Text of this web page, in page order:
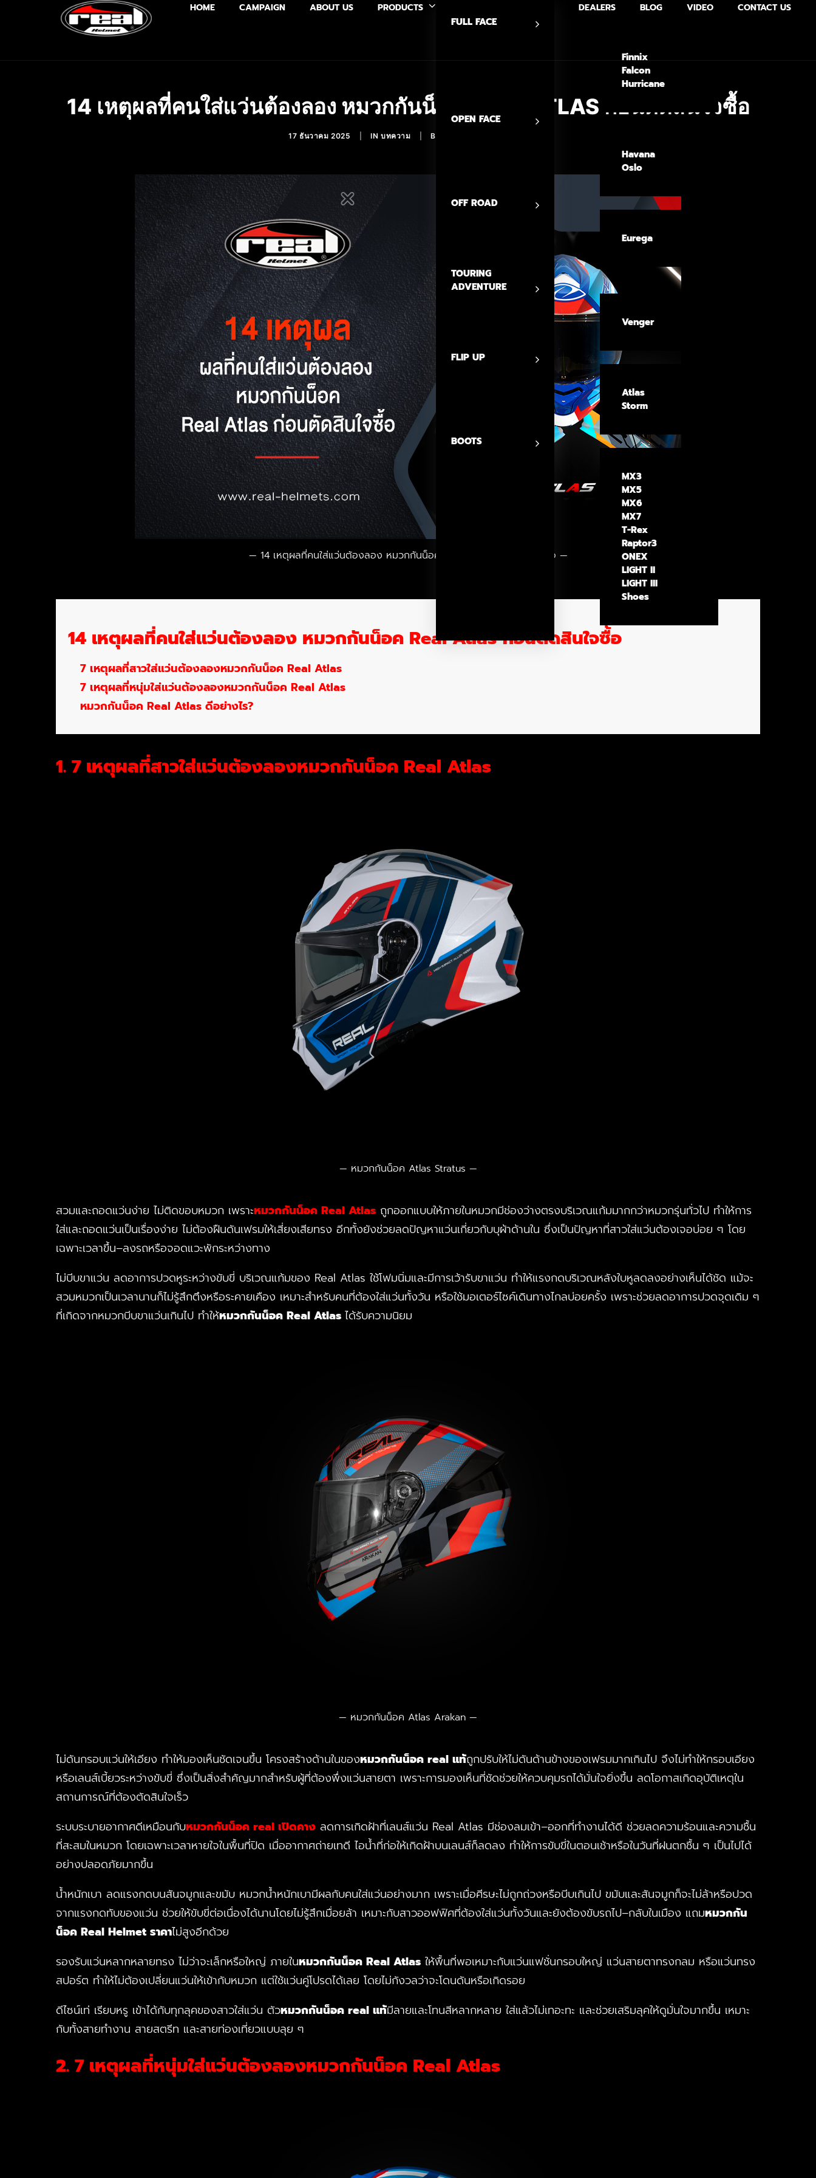
HOME CAMPAIGN ABOUT US PRODUCTS
FULL FACE
Finnix
Falcon
Hurricane
OPEN FACE
Havana
Oslo
OFF ROAD
Eurega
TOURING
ADVENTURE
Venger
FLIP UP
Atlas
Storm
BOOTS
MX3
MX5
MX6
MX7
T-Rex
Raptor3
ONEX
LIGHT II
LIGHT III
Shoes
DEALERS BLOG VIDEO CONTACT US
14 เหตุผลที่คนใส่แว่นต้องลอง หมวกกันน็อค REAL ATLAS ก่อนตัดสินใจซื้อ
17 ธันวาคม 2025 INบทความ BY
14 เหตุผลที่คนใส่แว่นต้องลอง หมวกกันน็อค Real Atlas ก่อนตัดสินใจซื้อ
14 เหตุผลที่คนใส่แว่นต้องลอง หมวกกันน็อค Real Atlas ก่อนตัดสินใจซื้อ
7 เหตุผลที่สาวใส่แว่นต้องลองหมวกกันน็อค Real Atlas
7 เหตุผลที่หนุ่มใส่แว่นต้องลองหมวกกันน็อค Real Atlas
หมวกกันน็อค Real Atlas ดีอย่างไร?
1. 7 เหตุผลที่สาวใส่แว่นต้องลองหมวกกันน็อค Real Atlas
หมวกกันน็อค Atlas Stratus
สวมและถอดแว่นง่าย ไม่ติดขอบหมวก เพราะหมวกกันน็อค Real Atlas ถูกออกแบบให้ภายในหมวกมีช่องว่างตรงบริเวณแก้มมากกว่าหมวกรุ่นทั่วไป ทำให้การ
ใส่และถอดแว่นเป็นเรื่องง่าย ไม่ต้องฝืนดันเฟรมให้เสี่ยงเสียทรง อีกทั้งยังช่วยลดปัญหาแว่นเกี่ยวกับบุผ้าด้านใน ซึ่งเป็นปัญหาที่สาวใส่แว่นต้องเจอบ่อย ๆ โดย
เฉพาะเวลาขึ้น–ลงรถหรือจอดแวะพักระหว่างทาง
ไม่บีบขาแว่น ลดอาการปวดหูระหว่างขับขี่ บริเวณแก้มของ Real Atlas ใช้โฟมนิ่มและมีการเว้ารับขาแว่น ทำให้แรงกดบริเวณหลังใบหูลดลงอย่างเห็นได้ชัด แม้จะ
สวมหมวกเป็นเวลานานก็ไม่รู้สึกตึงหรือระคายเคือง เหมาะสำหรับคนที่ต้องใส่แว่นทั้งวัน หรือใช้มอเตอร์ไซค์เดินทางไกลบ่อยครั้ง เพราะช่วยลดอาการปวดจุดเดิม ๆ
ที่เกิดจากหมวกบีบขาแว่นเกินไป ทำให้หมวกกันน็อค Real Atlas ได้รับความนิยม
หมวกกันน็อค Atlas Arakan
ไม่ดันกรอบแว่นให้เอียง ทำให้มองเห็นชัดเจนขึ้น โครงสร้างด้านในของหมวกกันน็อค real แท้ถูกปรับให้ไม่ดันด้านข้างของเฟรมมากเกินไป จึงไม่ทำให้กรอบเอียง
หรือเลนส์เบี้ยวระหว่างขับขี่ ซึ่งเป็นสิ่งสำคัญมากสำหรับผู้ที่ต้องพึ่งแว่นสายตา เพราะการมองเห็นที่ชัดช่วยให้ควบคุมรถได้มั่นใจยิ่งขึ้น ลดโอกาสเกิดอุบัติเหตุใน
สถานการณ์ที่ต้องตัดสินใจเร็ว
ระบบระบายอากาศดีเหมือนกับหมวกกันน็อค real เปิดคาง ลดการเกิดฝ้าที่เลนส์แว่น Real Atlas มีช่องลมเข้า–ออกที่ทำงานได้ดี ช่วยลดความร้อนและความชื้น
ที่สะสมในหมวก โดยเฉพาะเวลาหายใจในพื้นที่ปิด เมื่ออากาศถ่ายเทดี ไอน้ำที่ก่อให้เกิดฝ้าบนเลนส์ก็ลดลง ทำให้การขับขี่ในตอนเช้าหรือในวันที่ฝนตกชื้น ๆ เป็นไปได้
อย่างปลอดภัยมากขึ้น
น้ำหนักเบา ลดแรงกดบนสันจมูกและขมับ หมวกน้ำหนักเบามีผลกับคนใส่แว่นอย่างมาก เพราะเมื่อศีรษะไม่ถูกถ่วงหรือบีบเกินไป ขมับและสันจมูกก็จะไม่ล้าหรือปวด
จากแรงกดทับของแว่น ช่วยให้ขับขี่ต่อเนื่องได้นานโดยไม่รู้สึกเมื่อยล้า เหมาะกับสาวออฟฟิศที่ต้องใส่แว่นทั้งวันและยังต้องขับรถไป–กลับในเมือง แถมหมวกกัน
น็อค Real Helmet ราคาไม่สูงอีกด้วย
รองรับแว่นหลากหลายทรง ไม่ว่าจะเล็กหรือใหญ่ ภายในหมวกกันน็อค Real Atlas ให้พื้นที่พอเหมาะกับแว่นแฟชั่นกรอบใหญ่ แว่นสายตาทรงกลม หรือแว่นทรง
สปอร์ต ทำให้ไม่ต้องเปลี่ยนแว่นให้เข้ากับหมวก แต่ใช้แว่นคู่โปรดได้เลย โดยไม่กังวลว่าจะโดนดันหรือเกิดรอย
ดีไซน์เท่ เรียบหรู เข้าได้กับทุกลุคของสาวใส่แว่น ตัวหมวกกันน็อค real แท้มีลายและโทนสีหลากหลาย ใส่แล้วไม่เทอะทะ และช่วยเสริมลุคให้ดูมั่นใจมากขึ้น เหมาะ
กับทั้งสายทำงาน สายสตรีท และสายท่องเที่ยวแบบลุย ๆ
2. 7 เหตุผลที่หนุ่มใส่แว่นต้องลองหมวกกันน็อค Real Atlas